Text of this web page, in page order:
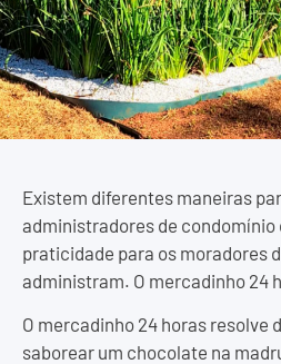
Existem diferentes maneiras
administradores de
praticidade para os moradores
administram. O mercadinho 24
O mercadinho 24 horas resolve
saborear um chocolate na